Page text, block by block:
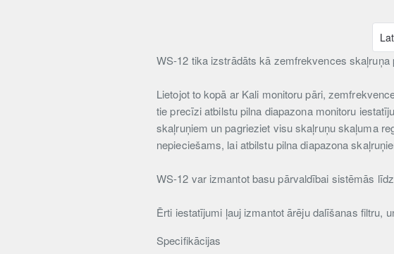
WS-12 tika izstrādāts kā zemfrekvences
Lietojot to kopā ar Kali monitoru pāri,
tie precīzi atbilstu pilna diapazona monitoru
skaļruņiem un pagrieziet visu skaļruņu skaļuma
nepieciešams, lai atbilstu pilna diapazona
WS-12 var izmantot basu pārvaldībai sistēmās
Ērti iestatījumi ļauj izmantot ārēju dalīšanas filtru,
Specifikācijas